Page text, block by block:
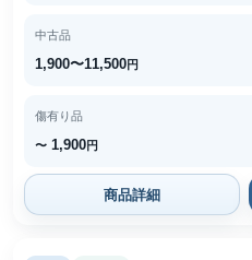
中古品
1,900〜11,500円
傷有り品
〜 1,900円
商品詳細